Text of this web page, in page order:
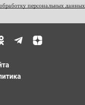
обработку персональных данных